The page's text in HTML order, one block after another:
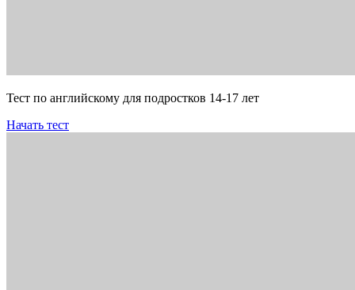
Тест по английскому для подростков 14-17 лет
Начать тест